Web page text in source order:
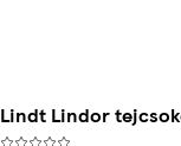
Lindt Lindor